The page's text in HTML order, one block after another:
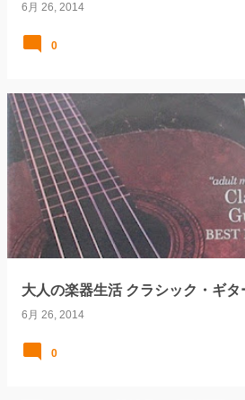
6月 26, 2014
0
大人の楽器生活 クラシック・ギ
6月 26, 2014
0